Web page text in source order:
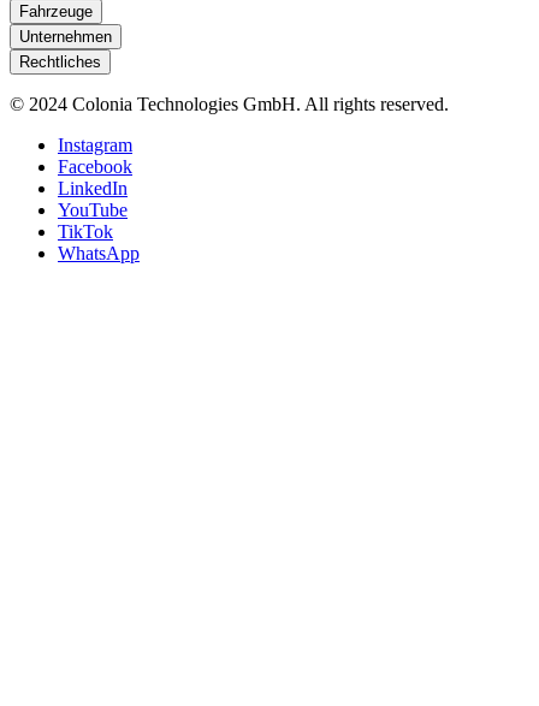
Fahrzeuge
Unternehmen
Rechtliches
© 2024 Colonia Technologies GmbH. All rights reserved.
Instagram
Facebook
LinkedIn
YouTube
TikTok
WhatsApp